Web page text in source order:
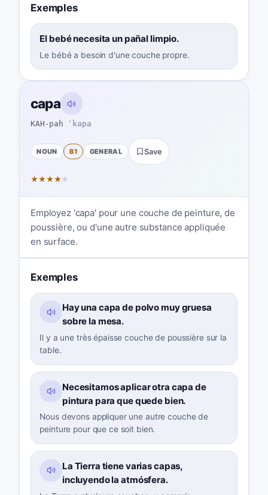
Exemples
El bebé necesita un pañal limpio.
Le bébé a besoin d'une couche propre.
capa
KAH-pah ˈkapa
NOUN B1 GENERAL Save
★★★★★
Employez 'capa' pour une couche de peinture, de
poussière, ou d'une autre substance appliquée
en surface.
Exemples
Hay una capa de polvo muy gruesa
sobre la mesa.
Il y a une très épaisse couche de poussière sur la
table.
Necesitamos aplicar otra capa de
pintura para que quede bien.
Nous devons appliquer une autre couche de
peinture pour que ce soit bien.
La Tierra tiene varias capas,
incluyendo la atmósfera.